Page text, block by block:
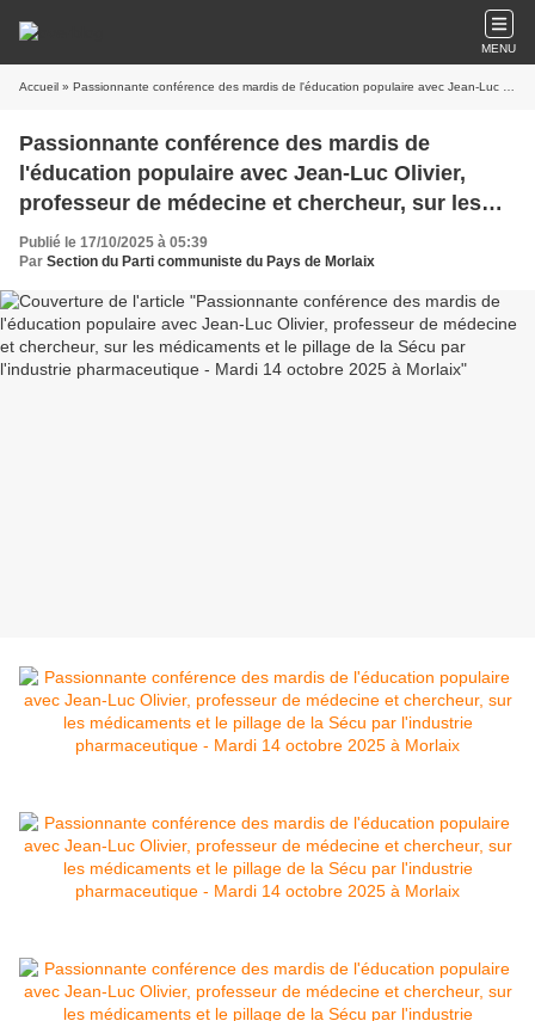
MENU
Accueil » Passionnante conférence des mardis de l'éducation populaire avec Jean-Luc Olivier, professeur de médecine et chercheur, sur les médicaments et le pillage de la Sécu par l'industrie pharmaceutique - Mardi 14 octobre 2025 à Morlaix
Passionnante conférence des mardis de
l'éducation populaire avec Jean-Luc Olivier,
professeur de médecine et chercheur, sur les
médicaments et le pillage de la Sécu par
l'industrie pharmaceutique - Mardi 14 octobre
2025 à Morlaix
Publié le 17/10/2025 à 05:39
Par Section du Parti communiste du Pays de Morlaix